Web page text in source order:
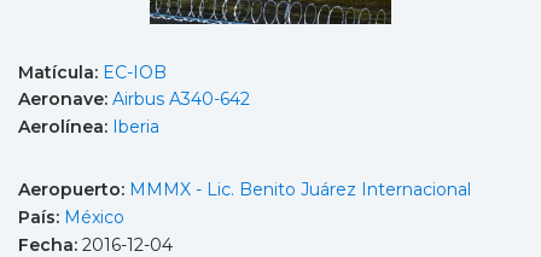
Matícula: EC-IOB
Aeronave: Airbus A340-642
Aerolínea: Iberia
Aeropuerto: MMMX - Lic. Benito Juárez Internacional
País: México
Fecha: 2016-12-04